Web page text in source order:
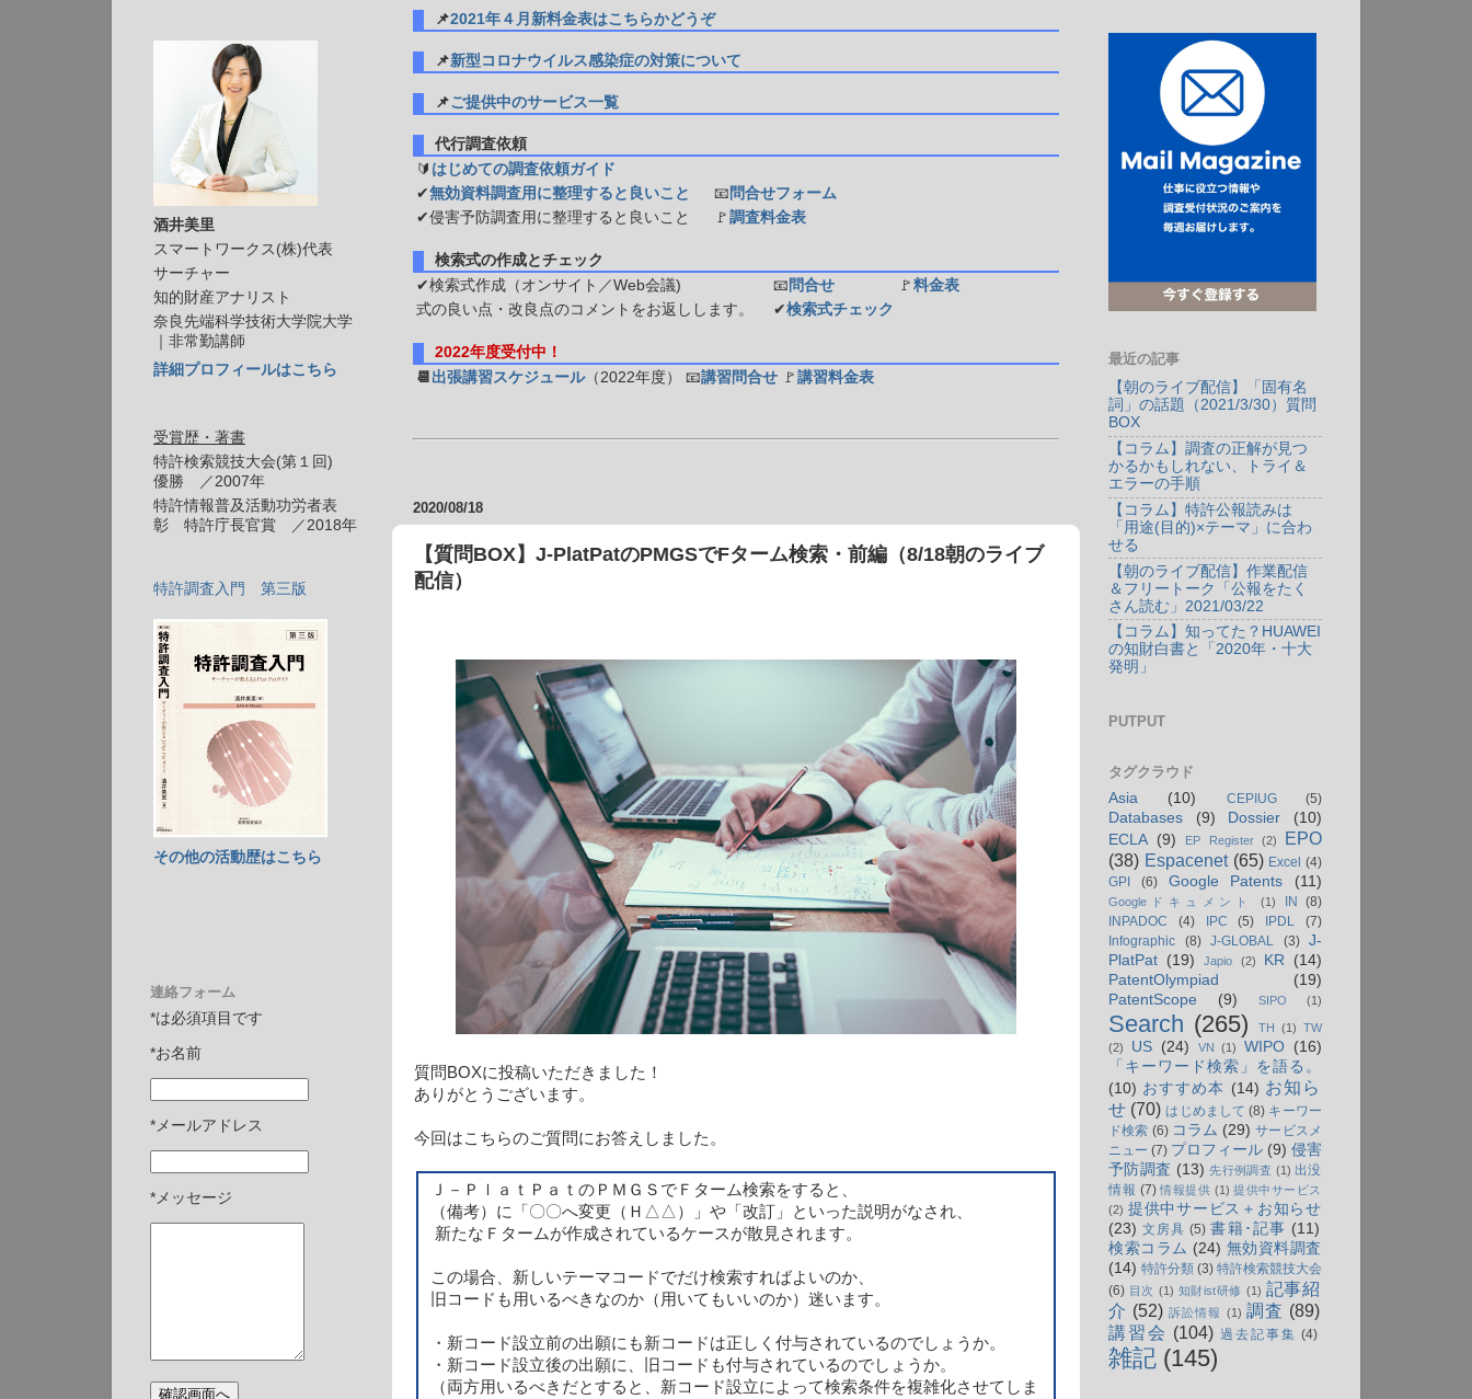
📌2021年４月新料金表はこちらかどうぞ
📌新型コロナウイルス感染症の対策について
📌ご提供中のサービス一覧
代行調査依頼
🔰 はじめての調査依頼ガイド
✔無効資料調査用に整理すると良いこと 📧 問合せフォーム
✔侵害予防調査用に整理すると良いこと
🚩 調査料金表
検索式の作成とチェック
✔検索式作成（オンサイト／Web会議)
📧 問合せ 🚩 料金表
式の良い点・改良点のコメントをお返しします。
✔検索式チェック
2022年度受付中！
📆 出張講習スケジュール（2022年度） 📧講習問合せ 🚩 講習料金表
2020/08/18
【質問BOX】J-PlatPatのPMGSでFターム検索・前編（8/18朝のライブ
配信）
質問BOXに投稿いただきました！
ありがとうございます。
今回はこちらのご質問にお答えしました。
Ｊ－ＰｌａｔＰａｔのＰＭＧＳでＦターム検索をすると、
（備考）に「〇〇へ変更（Ｈ△△）」や「改訂」といった説明がなされ、
新たなＦタームが作成されているケースが散見されます。
この場合、新しいテーマコードでだけ検索すればよいのか、
旧コードも用いるべきなのか（用いてもいいのか）迷います。
・新コード設立前の出願にも新コードは正しく付与されているのでしょうか。
・新コード設立後の出願に、旧コードも付与されているのでしょうか。
（両方用いるべきだとすると、新コード設立によって検索条件を複雑化させてしま
酒井美里
スマートワークス(株)代表
サーチャー
知的財産アナリスト
奈良先端科学技術大学院大学
｜非常勤講師
詳細プロフィールはこちら
受賞歴・著書
特許検索競技大会(第１回)
優勝 ／2007年
特許情報普及活動功労者表
彰 特許庁長官賞 ／2018年
特許調査入門 第三版
その他の活動歴はこちら
連絡フォーム
*は必須項目です
*お名前
*メールアドレス
*メッセージ
最近の記事
【朝のライブ配信】「固有名
詞」の話題（2021/3/30）質問
BOX
【コラム】調査の正解が見つ
かるかもしれない、トライ＆
エラーの手順
【コラム】特許公報読みは
「用途(目的)×テーマ」に合わ
せる
【朝のライブ配信】作業配信
＆フリートーク「公報をたく
さん読む」2021/03/22
【コラム】知ってた？HUAWEI
の知財白書と「2020年・十大
発明」
PUTPUT
タグクラウド
Asia
(10) CEPIUG (5)
Databases (9) Dossier
(10)
ECLA (9) EP Register (2)
EPO
(38) Espacenet (65) Excel (4)
GPI
(6) Google Patents (11)
Googleドキュメント (1) IN
(8)
INPADOC
(4) IPC (5) IPDL
(7)
Infographic
(8) J-GLOBAL (3)
J-
PlatPat (19) Japio (2) KR
(14)
PatentOlympiad
(19)
PatentScope
(9) SIPO (1)
Search (265) TH (1) TW
(2)
US (24) VN (1) WIPO (16)
「キーワード検索」を語る。
(10) おすすめ本 (14) お知ら
せ (70) はじめまして (8) キーワー
ド検索 (6) コラム (29) サービスメ
ニュー (7) プロフィール (9) 侵害
予防調査 (13) 先行例調査 (1) 出没
情報 (7) 情報提供 (1) 提供中サービス
(2) 提供中サービス＋お知らせ
(23) 文房具 (5) 書籍･記事 (11)
検索コラム (24) 無効資料調査
(14) 特許分類 (3) 特許検索競技大会
(6) 目次 (1) 知財ist研修 (1) 記事紹
介 (52) 訴訟情報 (1) 調査 (89)
講習会 (104) 過去記事集 (4)
雑記 (145)